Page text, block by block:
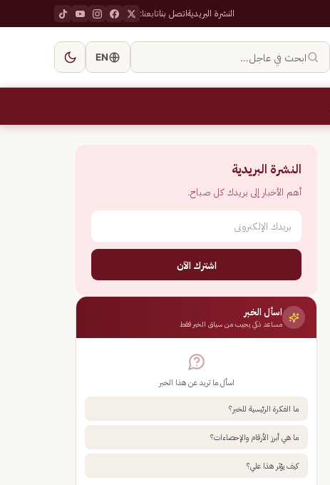
النشرة البريديةاتصل بناتابعنا:
ابحث في عاجل… EN
النشرة البريدية
أهم الأخبار إلى بريدك كل صباح.
اشترك الآن
اسأل الخبر
مساعد ذكي يجيب من سياق الخبر فقط
اسأل ما تريد عن هذا الخبر
ما الفكرة الرئيسية للخبر؟
ما هي أبرز الأرقام والإحصاءات؟
كيف يؤثر هذا علي؟